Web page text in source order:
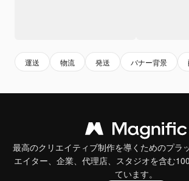
運送 物流 発送 バナー背景
最高のクリエイティブ制作を導くためのプラ
エイター、企業、代理店、スタジオを含む
ています。